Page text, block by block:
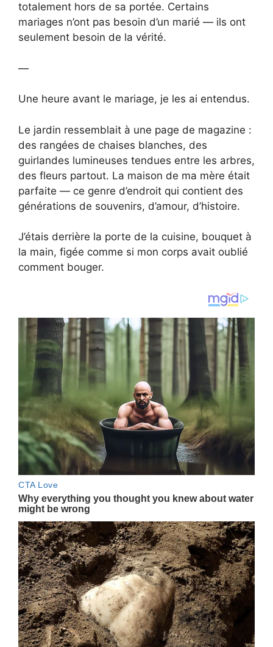
totalement hors de sa portée. Certains
mariages n’ont pas besoin d’un marié — ils ont
seulement besoin de la vérité.
—
Une heure avant le mariage, je les ai entendus.
Le jardin ressemblait à une page de magazine :
des rangées de chaises blanches, des
guirlandes lumineuses tendues entre les arbres,
des fleurs partout. La maison de ma mère était
parfaite — ce genre d’endroit qui contient des
générations de souvenirs, d’amour, d’histoire.
J’étais derrière la porte de la cuisine, bouquet à
la main, figée comme si mon corps avait oublié
comment bouger.